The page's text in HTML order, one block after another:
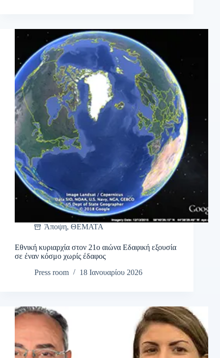
Άποψη, ΘΕΜΑΤΑ
Εθνική κυριαρχία στον 21ο αιώνα Εδαφική εξουσία
σε έναν κόσμο χωρίς έδαφος
Press room
18 Ιανουαρίου 2026